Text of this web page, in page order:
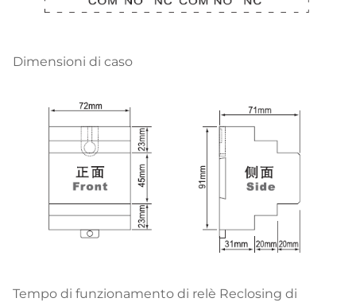
Dimensioni di caso
Tempo di funzionamento di relè Reclosing di